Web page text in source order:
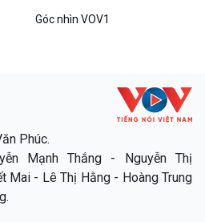
Góc nhìn VOV1
Phúc.
Mạnh Thắng - Nguyễn Thị
Mai - Lê Thị Hằng - Hoàng Trung